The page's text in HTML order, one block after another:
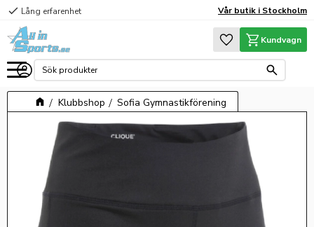
Meny
check Lång erfarenhet Vår butik i Stockholm
Favoriter
Kundvagn
Klubbshop Sofia Gymnastikförening